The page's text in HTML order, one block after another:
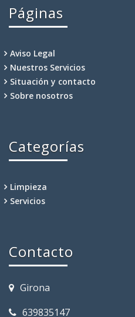
Páginas
Aviso Legal
Nuestros Servicios
Situación y contacto
Sobre nosotros
Categorías
Limpieza
Servicios
Contacto
Girona